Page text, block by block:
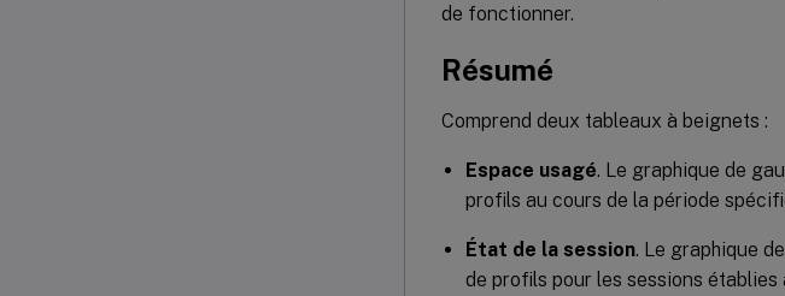
de fonctionner.
Résumé
Comprend deux tableaux à beignets :
Espace usagé. Le graphique de
profils au cours de la période
État de la session. Le graphique
de profils pour les sessions